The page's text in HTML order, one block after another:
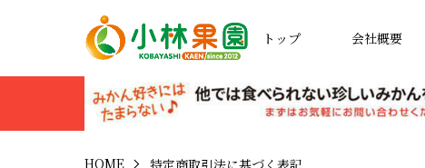
トップ 会社概要
HOME 特定商取引法に基づく表記